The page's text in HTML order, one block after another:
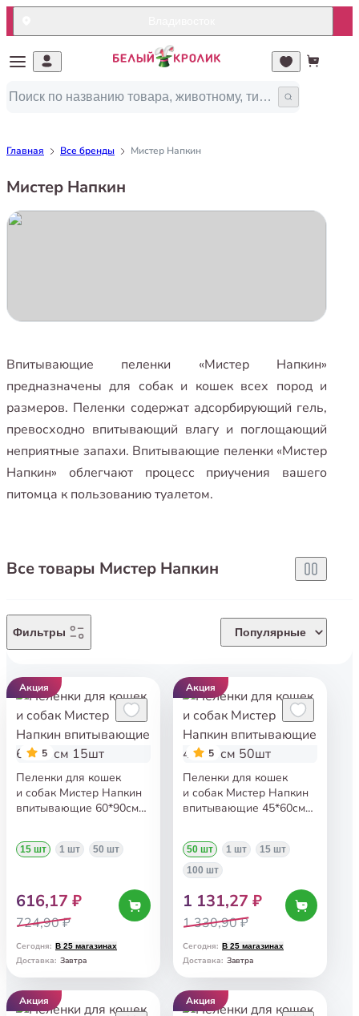
Главная Все бренды Мистер Напкин
Мистер Напкин
Впитывающие пеленки «Мистер Напкин»
предназначены для собак и кошек всех пород и
размеров. Пеленки содержат адсорбирующий гель,
превосходно впитывающий влагу и поглощающий
неприятные запахи. Впитывающие пеленки «Мистер
Напкин» облегчают процесс приучения вашего
питомца к пользованию туалетом.
Все товары Мистер Напкин
Фильтры Популярные
Акция
5
Пеленки для кошек
и собак Мистер Напкин
впитывающие 60*90см
15 шт 1 шт 50 шт
616,17 ₽
724,90 ₽
Сегодня: В 25 магазинах
Доставка: Завтра
Акция
5
Пеленки для кошек
и собак Мистер Напкин
впитывающие 45*60см
50 шт 1 шт
15 шт
100 шт
1 131,27 ₽
1 330,90 ₽
Сегодня: В 25 магазинах
Доставка: Завтра
Акция Акция